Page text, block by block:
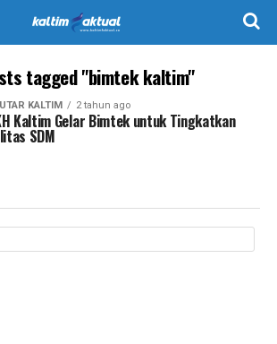
tagged "bimtek kaltim"
KALTIM 2 tahun ago
Kaltim Gelar Bimtek untuk Tingkatkan
SDM